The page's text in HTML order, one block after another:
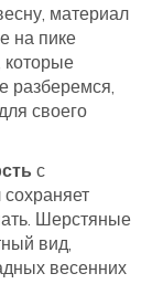
материал
на пике
которые
разберемся,
своего
с
Шерстяные
вид,
весенних